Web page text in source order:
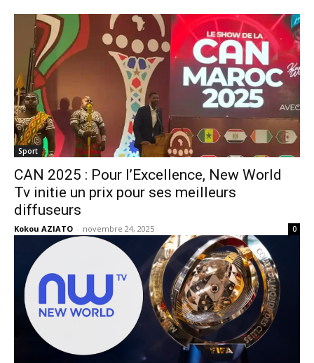
Sport
CAN 2025 : Pour l’Excellence, New World
Tv initie un prix pour ses meilleurs
diffuseurs
Kokou AZIATO - novembre 24, 2025 0